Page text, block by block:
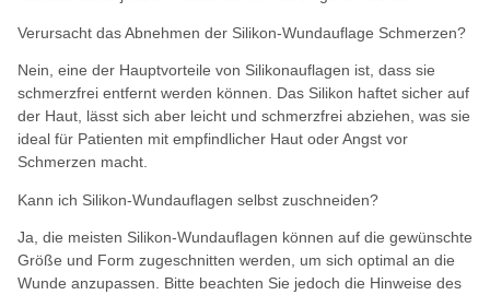
Verursacht das Abnehmen der Silikon-Wundauflage Schmerzen?
Nein, eine der Hauptvorteile von Silikonauflagen ist, dass sie
schmerzfrei entfernt werden können. Das Silikon haftet sicher auf
der Haut, lässt sich aber leicht und schmerzfrei abziehen, was sie
ideal für Patienten mit empfindlicher Haut oder Angst vor
Schmerzen macht.
Kann ich Silikon-Wundauflagen selbst zuschneiden?
Ja, die meisten Silikon-Wundauflagen können auf die gewünschte
Größe und Form zugeschnitten werden, um sich optimal an die
Wunde anzupassen. Bitte beachten Sie jedoch die Hinweise des